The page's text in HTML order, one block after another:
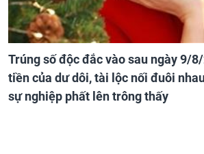
Trúng số độc đắc vào sau ngày 9/
tiền của dư dôi, tài lộc nối đuôi
sự nghiệp phất lên trông thấy